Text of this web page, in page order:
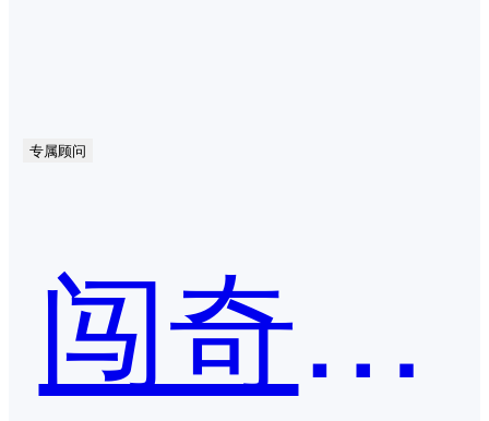
专属顾问
闯奇科技-ASO优化助手